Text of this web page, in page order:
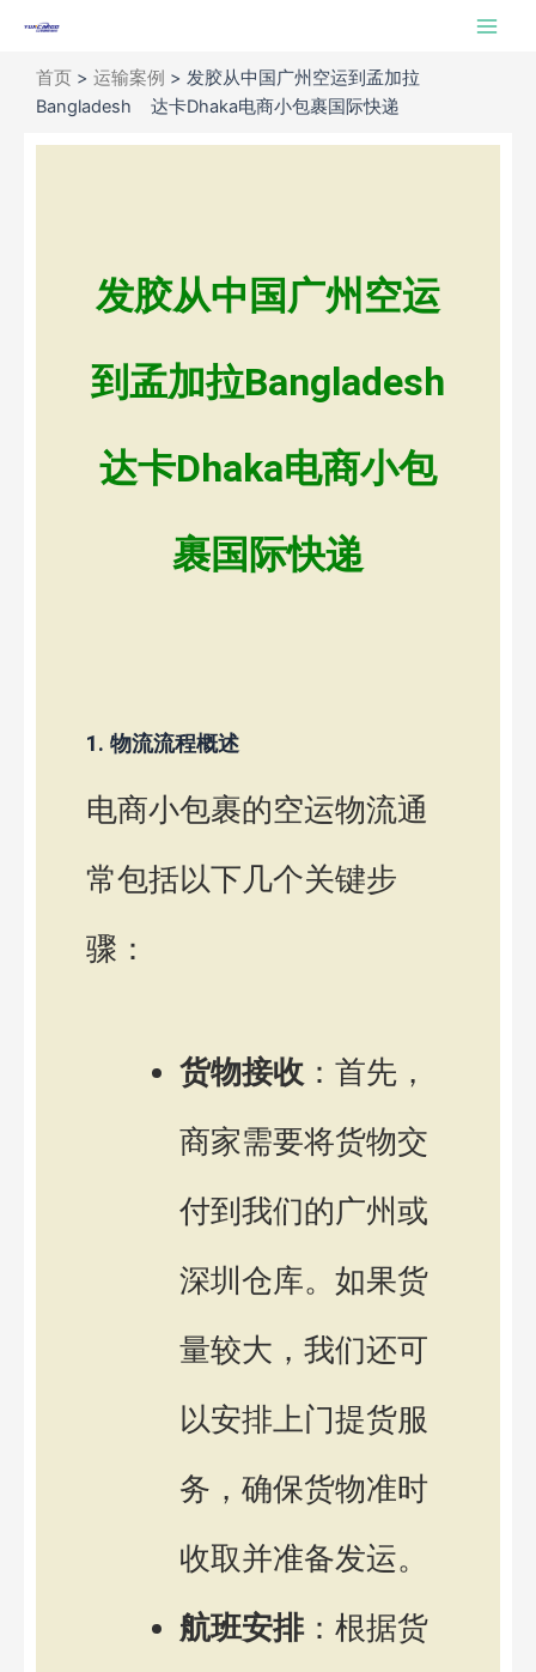
Main
首页 > 运输案例 > 发胶从中国广州空运到孟加拉
Bangladesh 达卡Dhaka电商小包裹国际快递
发胶从中国广州空运
到孟加拉Bangladesh
达卡Dhaka电商小包
裹国际快递
1. 物流流程概述
电商小包裹的空运物流通
常包括以下几个关键步
骤：
货物接收 ：首先，
商家需要将货物交
付到我们的广州或
深圳仓库。如果货
量较大，我们还可
以安排上门提货服
务，确保货物准时
收取并准备发运。
航班安排：根据货